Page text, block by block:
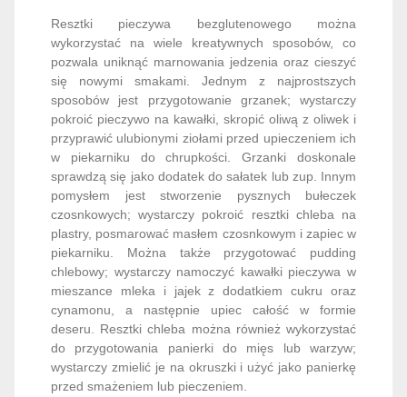
Resztki pieczywa bezglutenowego można
wykorzystać na wiele kreatywnych sposobów, co
pozwala uniknąć marnowania jedzenia oraz cieszyć
się nowymi smakami. Jednym z najprostszych
sposobów jest przygotowanie grzanek; wystarczy
pokroić pieczywo na kawałki, skropić oliwą z oliwek i
przyprawić ulubionymi ziołami przed upieczeniem ich
w piekarniku do chrupkości. Grzanki doskonale
sprawdzą się jako dodatek do sałatek lub zup. Innym
pomysłem jest stworzenie pysznych bułeczek
czosnkowych; wystarczy pokroić resztki chleba na
plastry, posmarować masłem czosnkowym i zapiec w
piekarniku. Można także przygotować pudding
chlebowy; wystarczy namoczyć kawałki pieczywa w
mieszance mleka i jajek z dodatkiem cukru oraz
cynamonu, a następnie upiec całość w formie
deseru. Resztki chleba można również wykorzystać
do przygotowania panierki do mięs lub warzyw;
wystarczy zmielić je na okruszki i użyć jako panierkę
przed smażeniem lub pieczeniem.